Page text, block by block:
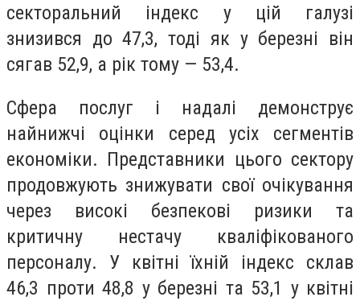
секторальний індекс у цій галузі
знизився до 47,3, тоді як у березні він
сягав 52,9, а рік тому — 53,4.
Сфера послуг і надалі демонструє
найнижчі оцінки серед усіх сегментів
економіки. Представники цього сектору
продовжують знижувати свої очікування
через високі безпекові ризики та
критичну нестачу кваліфікованого
персоналу. У квітні їхній індекс склав
46,3 проти 48,8 у березні та 53,1 у квітні